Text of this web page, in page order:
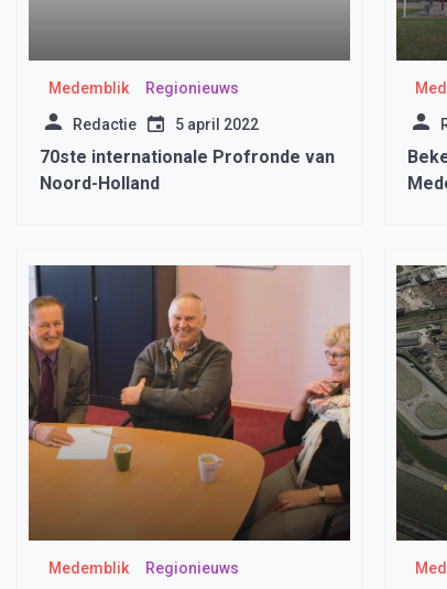
Medemblik Regionieuws
Redactie 5 april 2022
70ste internationale Profronde van
Noord-Holland
Medemblik Regionieuws